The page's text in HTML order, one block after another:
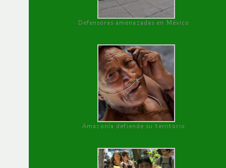
Defensoras amenazadas en México
Amazonía defiende su territorio